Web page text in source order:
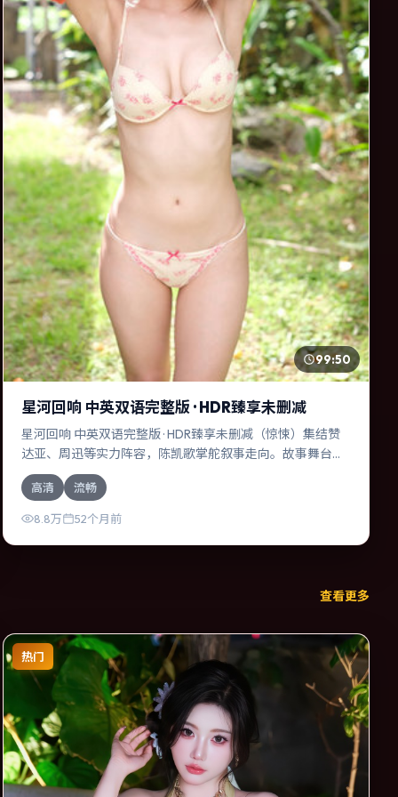
99:50
星河回响 中英双语完整版 · HDR臻享未删减
星河回响 中英双语完整版 · HDR臻享未删减（惊悚）集结赞
达亚、周迅等实力阵容，陈凯歌掌舵叙事走向。故事舞台设
定于中国台湾，围绕一次意外选择展开连锁反应；配乐与色
彩高度服务于主题，结尾留白耐人寻味。
高清 流畅
8.8万 52个月前
查看更多
热门